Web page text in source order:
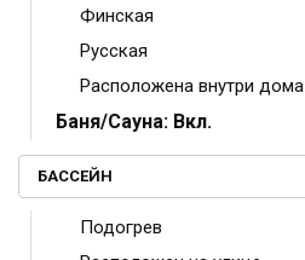
Финская
Русская
Расположена внутри дома
Баня/Сауна: Вкл.
БАССЕЙН
Подогрев